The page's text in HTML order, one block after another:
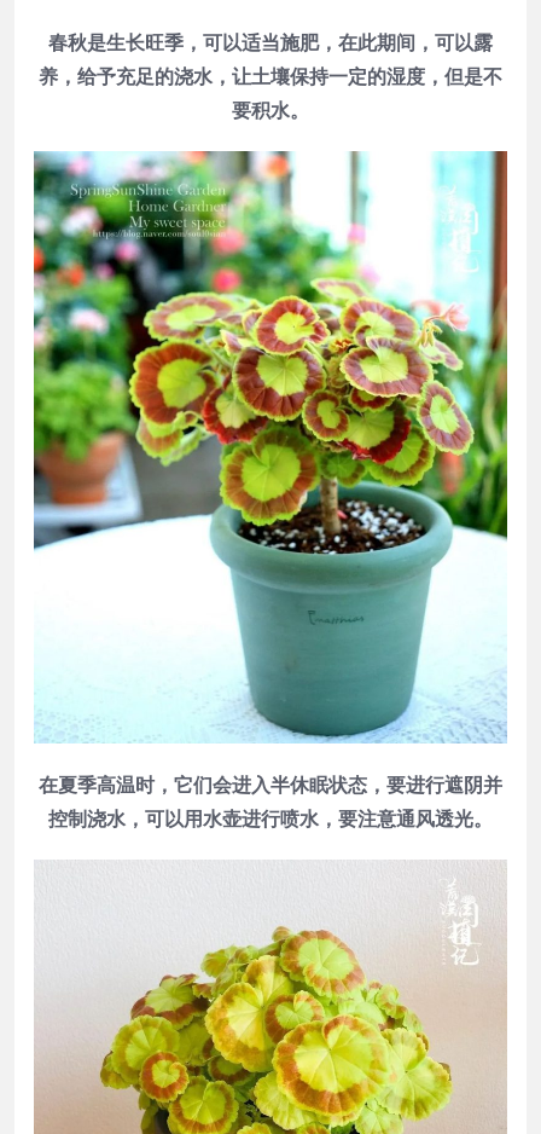
春秋是生长旺季，可以适当施肥，在此期间，可以露
养，给予充足的浇水，让土壤保持一定的湿度，但是不
要积水。
在夏季高温时，它们会进入半休眠状态，要进行遮阴并
控制浇水，可以用水壶进行喷水，要注意通风透光。